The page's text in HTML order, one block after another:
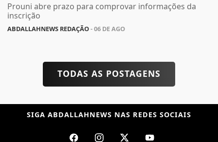
Prouni abre prazo para comprovar informações da
inscrição
ABDALLAHNEWS REDAÇÃO- 06 DE AGO
TODAS AS POSTAGENS
SIGA ABDALLAHNEWS NAS REDES SOCIAIS